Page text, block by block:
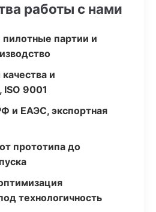
работы с нами
пилотные партии и
и
ISO 9001
и ЕАЭС, экспортная
прототипа до
технологичность